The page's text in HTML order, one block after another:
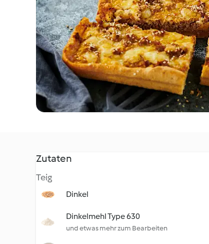
Zutaten
Teig
Dinkel
Dinkelmehl Type 630
und etwas mehr zum Bearbeiten